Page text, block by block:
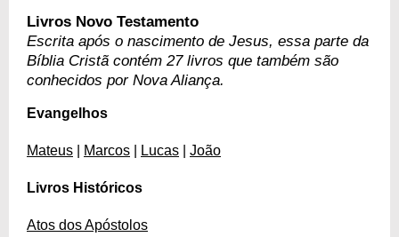
Livros Novo Testamento
Escrita após o nascimento de Jesus, essa parte da
Bíblia Cristã contém 27 livros que também são
conhecidos por Nova Aliança.
Evangelhos
Mateus Marcos Lucas João
Livros Históricos
Atos dos Apóstolos